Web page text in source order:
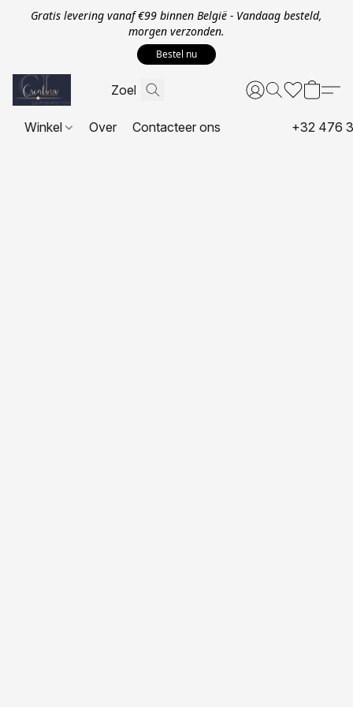
Gratis levering vanaf €99 binnen België - Vandaag besteld,
morgen verzonden.
Bestel nu
Winkel Over Contacteer ons +32 476